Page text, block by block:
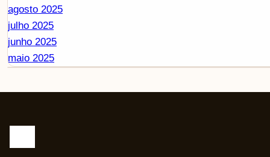
agosto 2025
julho 2025
junho 2025
maio 2025